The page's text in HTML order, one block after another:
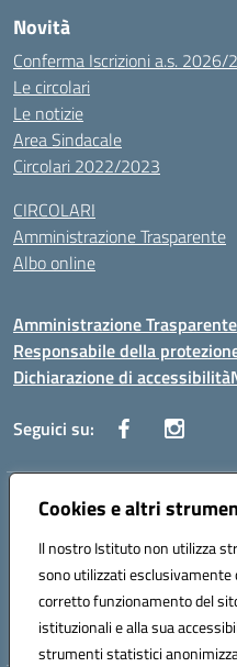
Cookies e altri
Il nostro Istituto non utilizza
sono utilizzati esclusivamente
corretto funzionamento del
istituzionali e alla sua
strumenti statistici
Novità
Conferma Iscrizioni a.s. 2026/
Le circolari
Le notizie
Area Sindacale
Circolari 2022/2023
CIRCOLARI
Amministrazione Trasparente
Albo online
Amministrazione Trasparente
Responsabile della
Dichiarazione di accessibilità
Seguici su:
Indirizzo:Corso Vittorio
Posta elettronica certificata (PEC):
Codice fiscale: 97308550827
Codice meccanografico: